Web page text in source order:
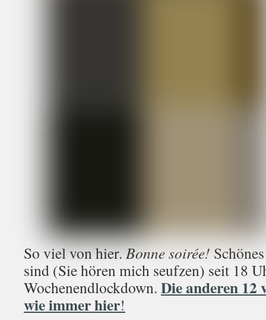
So viel von hier.Bonne soirée!
sind (Sie hören mich seufzen) seit 18
Wochenendlockdown. Die anderen 12
wie immer hier!